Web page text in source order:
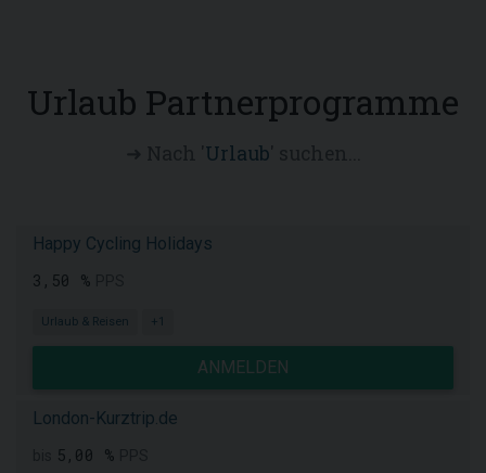
Urlaub Partnerprogramme
Urlaub
Happy Cycling Holidays
3,50 %
Urlaub & Reisen +1
ANMELDEN
London-Kurztrip.de
5,00 %